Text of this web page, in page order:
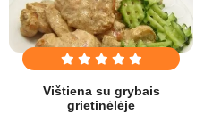
Vištiena su grybais
grietinėlėje